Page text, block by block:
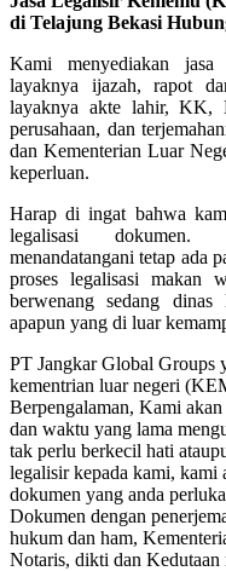
di Telajung Bekasi
Kami menyediakan
layaknya ijazah, rapot
layaknya akte lahir, KK,
perusahaan, dan
dan Kementerian Luar
keperluan.
Harap di ingat bahwa
legalisasi dokumen.
menandatangani tetap ada
proses legalisasi makan
berwenang sedang dinas
apapun yang di luar
PT Jangkar Global Groups
kementrian luar negeri
Berpengalaman, Kami
dan waktu yang lama
tak perlu berkecil hati
legalisir kepada kami, kami
dokumen yang anda
Dokumen dengan
hukum dan ham,
Notaris, dikti dan Kedutaan